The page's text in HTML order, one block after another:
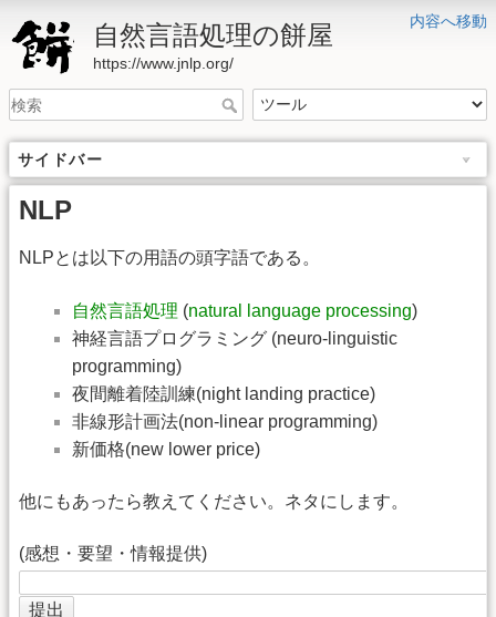
内容へ移動
自然言語処理の餅屋
https://www.jnlp.org/
サイドバー
NLP
NLPとは以下の用語の頭字語である。
自然言語処理 (natural language processing)
神経言語プログラミング (neuro-linguistic
programming)
夜間離着陸訓練(night landing practice)
非線形計画法(non-linear programming)
新価格(new lower price)
他にもあったら教えてください。ネタにします。
(感想・要望・情報提供)